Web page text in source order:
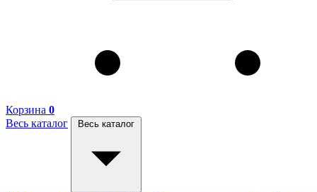
Корзина 0
Весь каталог
Весь каталог